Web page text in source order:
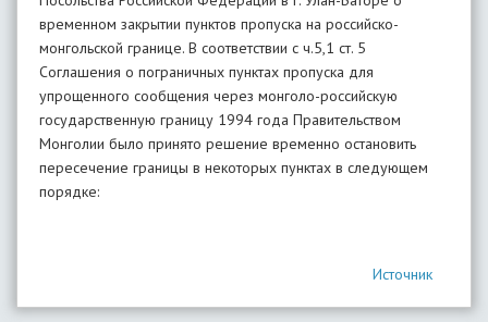
временном закрытии пунктов пропуска на российско-
монгольской границе. В соответствии с ч.5,1 ст. 5
Соглашения о пограничных пунктах пропуска для
упрощенного сообщения через монголо-российскую
государственную границу 1994 года Правительством
Монголии было принято решение временно остановить
пересечение границы в некоторых пунктах в следующем
порядке:
Источник